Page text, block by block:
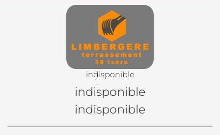
indisponible
indisponible
indisponible